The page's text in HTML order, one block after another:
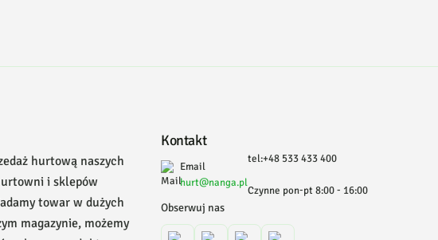
hurtową naszych
i sklepów
towar w dużych
magazynie, możemy
Kontakt
Email
hurt@nanga.pl
tel:+48 533 433 400
Czynne pon-pt 8:00 - 16:00
Obserwuj nas